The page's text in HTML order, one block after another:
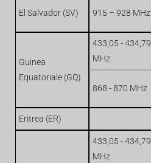
El Salvador (SV) 915 – 928 MHz
Guinea
Equatoriale (GQ)
433,05 - 434,79
MHz
868 - 870 MHz
Eritrea (ER)
433,05 - 434,79
MHz